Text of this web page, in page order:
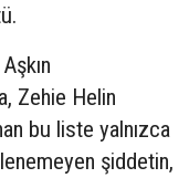
Zehie Helin
bu liste yalnızca
şiddetin,